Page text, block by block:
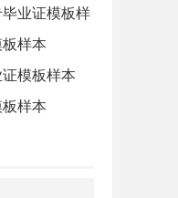
业证模板样
样本
模板样本
样本